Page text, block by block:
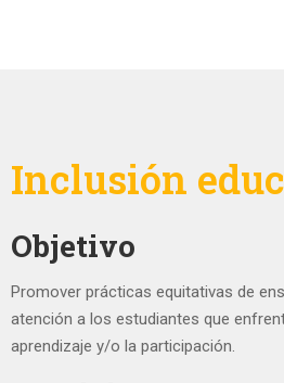
Inclusión
Objetivo
Promover prácticas equitativas de
atención a los estudiantes que
aprendizaje y/o la participación.